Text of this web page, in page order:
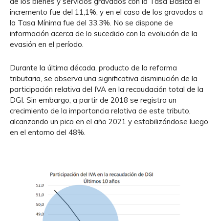
incremento fue del 11,1%, y en el caso de los gravados a
la Tasa Mínima fue del 33,3%. No se dispone de
información acerca de lo sucedido con la evolución de la
evasión en el período.
Durante la última década, producto de la reforma
tributaria, se observa una significativa disminución de la
participación relativa del IVA en la recaudación total de la
DGI. Sin embargo, a partir de 2018 se registra un
crecimiento de la importancia relativa de este tributo,
alcanzando un pico en el año 2021 y estabilizándose luego
en el entorno del 48%.